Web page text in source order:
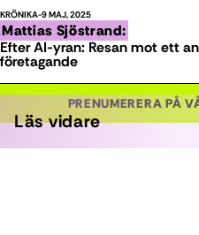
KRÖNIKA 9 MAJ, 2025
Mattias Sjöstrand:
Efter AI-yran: Resan mot ett
företagande
PRENUMERERA PÅ
Läs vidare